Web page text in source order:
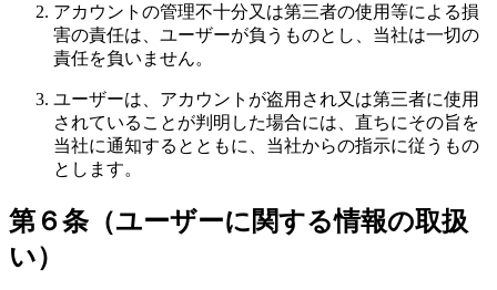
アカウントの管理不十分又は第三者の使用等による損
害の責任は、ユーザーが負うものとし、当社は一切の
責任を負いません。
ユーザーは、アカウントが盗用され又は第三者に使用
されていることが判明した場合には、直ちにその旨を
当社に通知するとともに、当社からの指示に従うもの
とします。
第６条（ユーザーに関する情報の取扱
い）